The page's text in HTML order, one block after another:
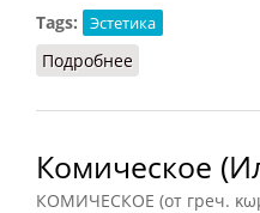
Tags: Эстетика
Подробнее
Комическое
КОМИЧЕСКОЕ (от греч.